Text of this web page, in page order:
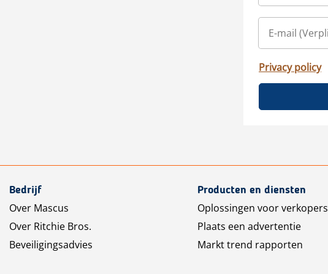
Privacy policy
Bedrijf
Over Mascus
Over Ritchie Bros.
Beveiligingsadvies
Producten en diensten
Oplossingen voor verkopers
Plaats een advertentie
Markt trend rapporten